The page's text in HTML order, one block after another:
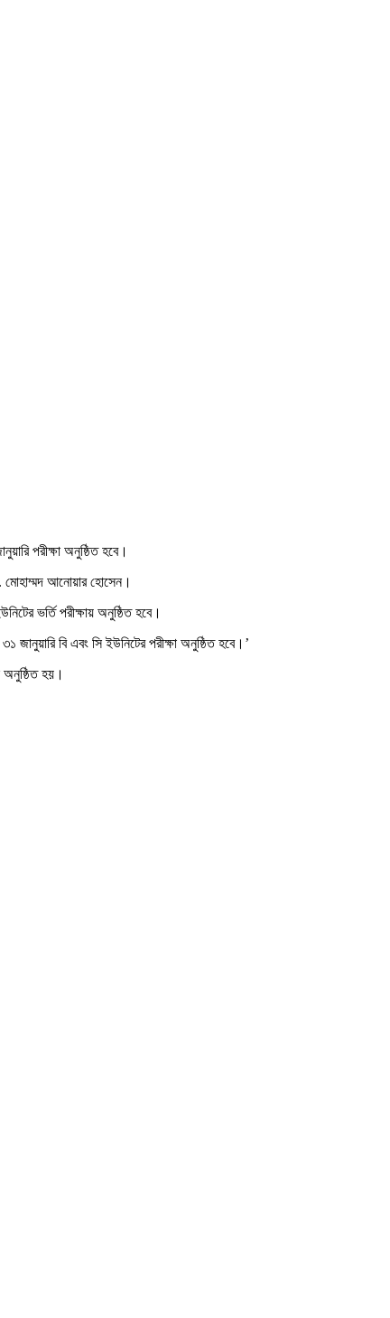
পরীক্ষা অনুষ্ঠিত হবে।
মোহাম্মদ আনোয়ার হোসেন।
ভর্তি পরীক্ষায় অনুষ্ঠিত হবে।
বি এবং সি ইউনিটের পরীক্ষা অনুষ্ঠিত হবে।’
অনুষ্ঠিত হয়।